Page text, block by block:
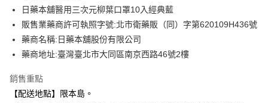
街口支付
悠遊付
Google Pay
全盈+PAY
日藥本舖醫用三次元柳葉口罩10入經典藍
販售業藥商許可執照字號:北市衛藥販（同）字第620109H436號
藥商名稱:日藥本舖股份有限公司
藥商地址:臺灣臺北市大同區南京西路46號2樓
銷售重點
【配送地點】限本島。